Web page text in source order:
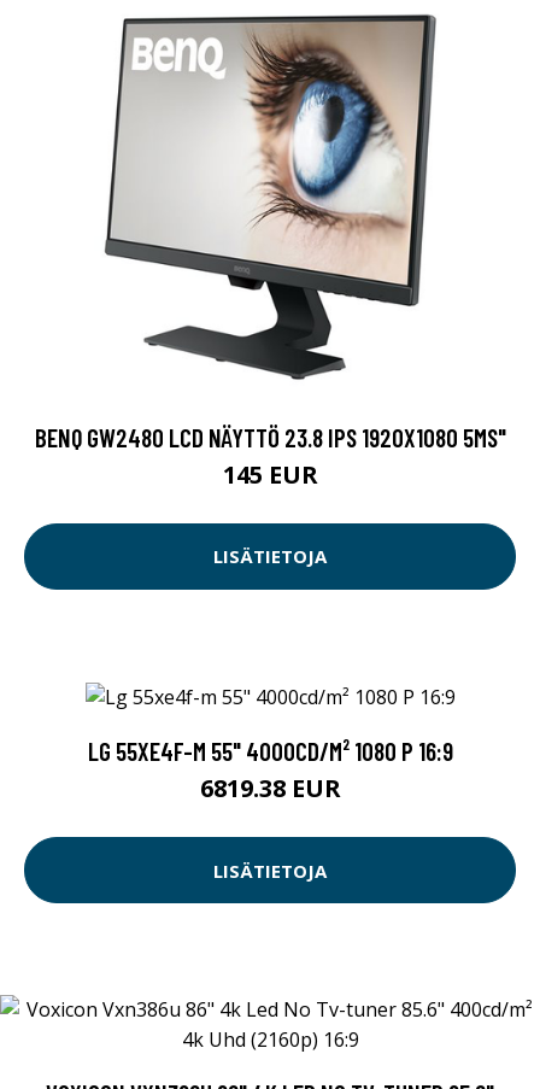
BENQ GW2480 LCD NÄYTTÖ 23.8 IPS 1920X1080 5MS"
145 EUR
LISÄTIETOJA
LG 55XE4F-M 55" 4000CD/M² 1080 P 16:9
6819.38 EUR
LISÄTIETOJA